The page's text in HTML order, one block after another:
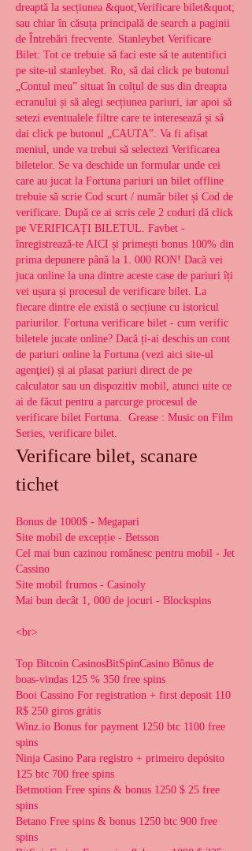
dreaptă la secțiunea &quot;Verificare bilet&quot;
sau chiar în căsuța principală de search a paginii
de Întrebări frecvente. Stanleybet Verificare
Bilet: Tot ce trebuie să faci este să te autentifici
pe site-ul stanleybet. Ro, să dai click pe butonul
„Contul meu” situat în colțul de sus din dreapta
ecranului și să alegi secțiunea pariuri, iar apoi să
setezi eventualele filtre care te interesează și să
dai click pe butonul „CAUTA”. Va fi afișat
meniul, unde va trebui să selectezi Verificarea
biletelor. Se va deschide un formular unde cei
care au jucat la Fortuna pariuri un bilet offline
trebuie să scrie Cod scurt / număr bilet și Cod de
verificare. După ce ai scris cele 2 coduri dă click
pe VERIFICAȚI BILETUL. Favbet -
înregistrează-te AICI și primești bonus 100% din
prima depunere până la 1. 000 RON! Dacă vei
juca online la una dintre aceste case de pariuri îți
vei ușura și procesul de verificare bilet. La
fiecare dintre ele există o secțiune cu istoricul
pariurilor. Fortuna verificare bilet - cum verific
biletele jucate online? Dacă ți-ai deschis un cont
de pariuri online la Fortuna (vezi aici site-ul
agenţiei) și ai plasat pariuri direct de pe
calculator sau un dispozitiv mobil, atunci uite ce
ai de făcut pentru a parcurge procesul de
verificare bilet Fortuna.  Grease : Music on Film
Series, verificare bilet.
Verificare bilet, scanare
tichet
Bonus de 1000$ - Megapari
Site mobil de excepție - Betsson
Cel mai bun cazinou românesc pentru mobil - Jet
Cassino
Site mobil frumos - Casinoly
Mai bun decât 1, 000 de jocuri - Blockspins
<br>
Top Bitcoin CasinosBitSpinCasino Bônus de
boas-vindas 125 % 350 free spins
Booi Cassino For registration + first deposit 110
R$ 250 giros grátis
Winz.io Bonus for payment 1250 btc 1100 free
spins
Ninja Casino Para registro + primeiro depósito
125 btc 700 free spins
Betmotion Free spins & bonus 1250 $ 25 free
spins
Betano Free spins & bonus 1250 btc 900 free
spins